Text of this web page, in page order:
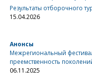
Результаты отборочного
15.04.2026
Анонсы
Межрегиональный
преемственность
06.11.2025